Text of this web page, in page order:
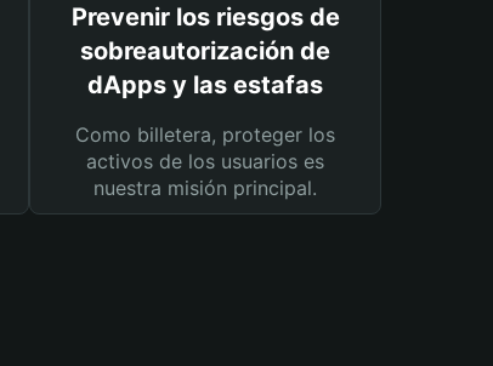
Prevenir los riesgos de
sobreautorización de
dApps y las estafas
Como billetera, proteger los
activos de los usuarios es
nuestra misión principal.